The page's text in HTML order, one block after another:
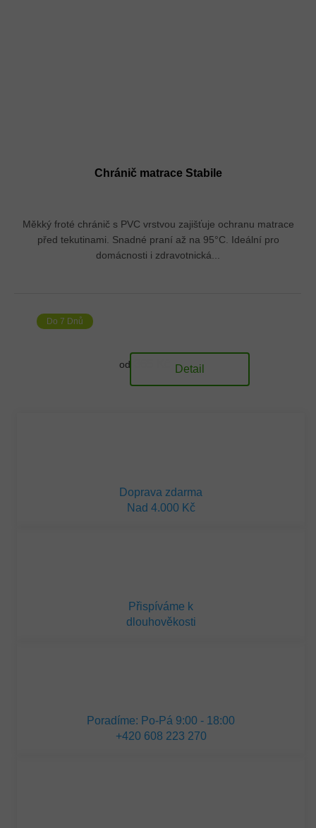
Chránič matrace Stabile
Měkký froté chránič s PVC vrstvou zajišťuje ochranu matrace
před tekutinami. Snadné praní až na 95°C. Ideální pro
domácnosti i zdravotnická...
Do 7 Dnů
od Detail
Doprava zdarma
Nad 4.000 Kč
Přispíváme k
dlouhověkosti
Poradíme: Po-Pá 9:00 - 18:00
+420 608 223 270